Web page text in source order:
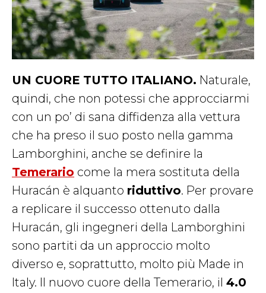
UN CUORE TUTTO ITALIANO. Naturale,
quindi, che non potessi che approcciarmi
con un po’ di sana diffidenza alla vettura
che ha preso il suo posto nella gamma
Lamborghini, anche se definire la
Temerario come la mera sostituta della
Huracán è alquanto riduttivo. Per provare
a replicare il successo ottenuto dalla
Huracán, gli ingegneri della Lamborghini
sono partiti da un approccio molto
diverso e, soprattutto, molto più Made in
Italy. Il nuovo cuore della Temerario, il 4.0